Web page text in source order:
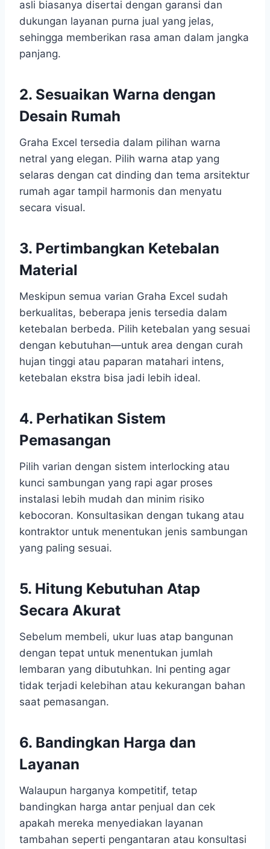
asli biasanya disertai dengan garansi dan
dukungan layanan purna jual yang jelas,
sehingga memberikan rasa aman dalam jangka
panjang.
2. Sesuaikan Warna dengan
Desain Rumah
Graha Excel tersedia dalam pilihan warna
netral yang elegan. Pilih warna atap yang
selaras dengan cat dinding dan tema arsitektur
rumah agar tampil harmonis dan menyatu
secara visual.
3. Pertimbangkan Ketebalan
Material
Meskipun semua varian Graha Excel sudah
berkualitas, beberapa jenis tersedia dalam
ketebalan berbeda. Pilih ketebalan yang sesuai
dengan kebutuhan—untuk area dengan curah
hujan tinggi atau paparan matahari intens,
ketebalan ekstra bisa jadi lebih ideal.
4. Perhatikan Sistem
Pemasangan
Pilih varian dengan sistem interlocking atau
kunci sambungan yang rapi agar proses
instalasi lebih mudah dan minim risiko
kebocoran. Konsultasikan dengan tukang atau
kontraktor untuk menentukan jenis sambungan
yang paling sesuai.
5. Hitung Kebutuhan Atap
Secara Akurat
Sebelum membeli, ukur luas atap bangunan
dengan tepat untuk menentukan jumlah
lembaran yang dibutuhkan. Ini penting agar
tidak terjadi kelebihan atau kekurangan bahan
saat pemasangan.
6. Bandingkan Harga dan
Layanan
Walaupun harganya kompetitif, tetap
bandingkan harga antar penjual dan cek
apakah mereka menyediakan layanan
tambahan seperti pengantaran atau konsultasi